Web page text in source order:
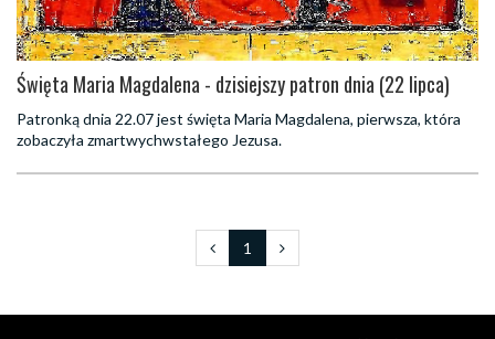
Święta Maria Magdalena - dzisiejszy patron dnia (22 lipca)
Patronką dnia 22.07 jest święta Maria Magdalena, pierwsza, która
zobaczyła zmartwychwstałego Jezusa.
1